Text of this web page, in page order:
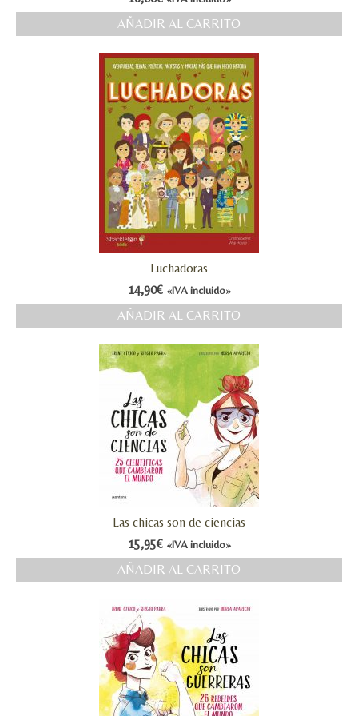
Valoraciones y opiniones de TejiendoLEE un
AÑADIR AL CARRITO
Luchadoras
14,90€ «IVA incluido»
AÑADIR AL CARRITO
Las chicas son de ciencias
15,95€ «IVA incluido»
AÑADIR AL CARRITO